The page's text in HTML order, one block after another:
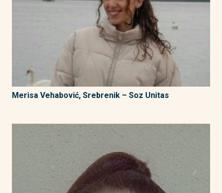
Merisa Vehabović, Srebrenik – Soz Unitas